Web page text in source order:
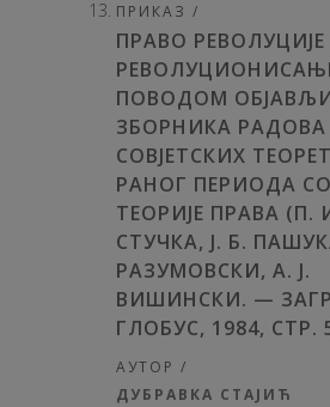
ПРИКАЗ /
ПРАВО РЕВОЛУЦИЈЕ
ПОВОДОМ
ЗБОРНИКА РАДОВА
СОВЈЕТСКИХ
РАНОГ ПЕРИОДА
ТЕОРИЈЕ ПРАВА (П.
СТУЧКА, Ј. Б.
РАЗУМОВСКИ, А. Ј.
ВИШИНСКИ. —
ГЛОБУС, 1984, СТР.
АУТОР /
ДУБРАВКА СТАЈИЋ